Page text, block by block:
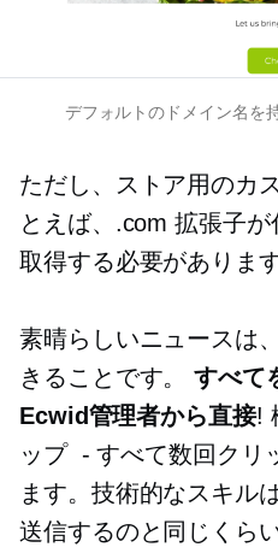
デフォルトのドメイン名を
ただし、ストア用のカ
とえば、.com 拡張子
取得する必要があります
素晴らしいニュースは
きることです。すべて
Ecwid管理者から直接!
ップ -すべて数回クリ
ます。技術的なスキル
送信するのと同じくら